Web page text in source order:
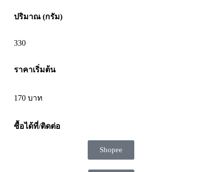
ปริมาณ (กรัม)
330
ราคาเริ่มต้น
170 บาท
ซื้อได้ที่/ติดต่อ
Shopee